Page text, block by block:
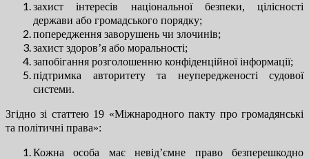
захист інтересів національної безпеки, цілісності
держави або громадського порядку;
попередження заворушень чи злочинів;
захист здоров’я або моральності;
запобігання розголошенню конфіденційної інформації;
підтримка авторитету та неупередженості судової
системи.
Згідно зі статтею 19 «Міжнародного пакту про громадянські
та політичні права»:
Кожна особа має невід’ємне право безперешкодно